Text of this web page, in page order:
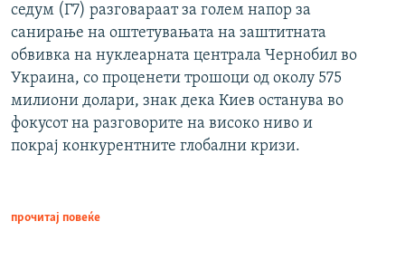
седум (Г7) разговараат за голем напор за
санирање на оштетувањата на заштитната
обвивка на нуклеарната централа Чернобил во
Украина, со проценети трошоци од околу 575
милиони долари, знак дека Киев останува во
фокусот на разговорите на високо ниво и
покрај конкурентните глобални кризи.
прочитај повеќе